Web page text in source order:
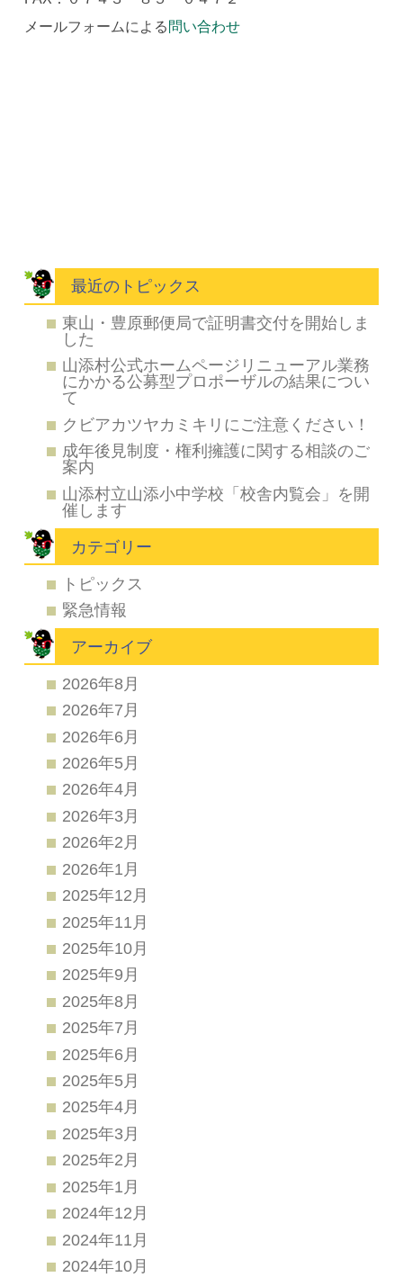
メールフォームによる 問い合わせ
最近のトピックス
東山・豊原郵便局で証明書交付を開始しま
した
山添村公式ホームページリニューアル業務
にかかる公募型プロポーザルの結果につい
て
クビアカツヤカミキリにご注意ください！
成年後見制度・権利擁護に関する相談のご
案内
山添村立山添小中学校「校舎内覧会」を開
催します
カテゴリー
トピックス
緊急情報
アーカイブ
2026年8月
2026年7月
2026年6月
2026年5月
2026年4月
2026年3月
2026年2月
2026年1月
2025年12月
2025年11月
2025年10月
2025年9月
2025年8月
2025年7月
2025年6月
2025年5月
2025年4月
2025年3月
2025年2月
2025年1月
2024年12月
2024年11月
2024年10月